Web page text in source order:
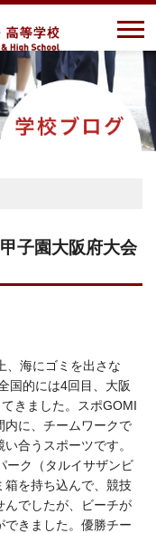
子園大阪府大会
海にゴミを出さな
国的には4回目、大阪
きました。
スポGOMI
内に、チームワークで
合うスポーツです。
ーク（タルイサザンビ
箱を持ち込んで、競技
んでしたが、ビーチが
できました。優勝チー